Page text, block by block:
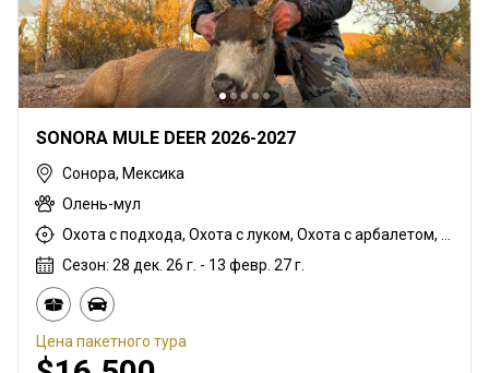
SONORA MULE DEER 2026-2027
Сонора, Мексика
Олень-мул
Охота с подхода, Охота с луком, Охота с арбалетом, Загонная охота, Охота с карабином
Сезон: 28 дек. 26 г. - 13 февр. 27 г.
Цена пакетного тура